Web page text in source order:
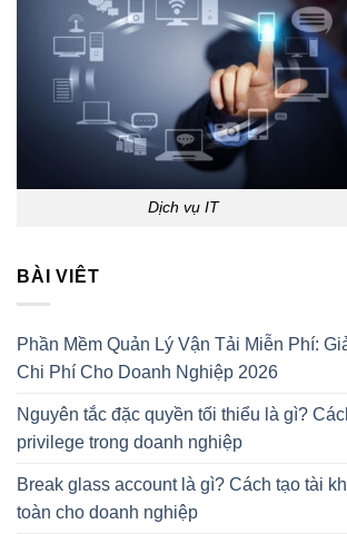
Dịch vụ IT
BÀI VIÊT
Phần Mềm Quản Lý Vận Tải Miễn Phí:
Chi Phí Cho Doanh Nghiệp 2026
Nguyên tắc đặc quyền tối thiểu là gì?
privilege trong doanh nghiệp
Break glass account là gì? Cách tạo tài
toàn cho doanh nghiệp